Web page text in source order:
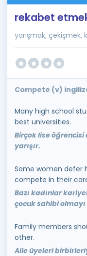
İngilizce
rekabet
yarışmak, çekişmek,
Compete (v)
Many high school
best universities.
Birçok lise
yarışır.
Some women defer
compete in their
Bazı kadınlar
çocuk sahibi
Family members
other.
Aile üyeleri